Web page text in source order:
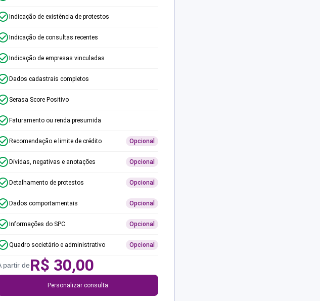
Indicação de existência de protestos
Indicação de consultas recentes
Indicação de empresas vinculadas
Dados cadastrais completos
Serasa Score Positivo
Faturamento ou renda presumida
Recomendação e limite de crédito Opcional
Dívidas, negativas e anotações Opcional
Detalhamento de protestos Opcional
Dados comportamentais Opcional
Informações do SPC Opcional
Quadro societário e administrativo Opcional
partir deR$ 30,00
Personalizar consulta